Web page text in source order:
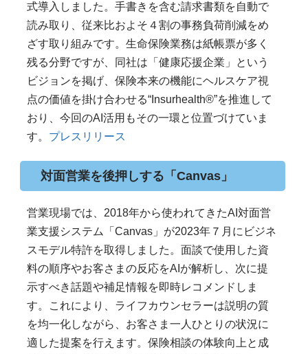
式導入しました。手書きを含む請求書類を自動で
読み取り、従来比およそ４割の事務負荷削減をめ
ざす取り組みです。生命保険業務は紙帳票が多く
残る分野ですが、同社は「健康応援企業」という
ビジョンを掲げ、保険本来の機能にヘルスケア視
点の価値を掛け合わせる“Insurhealth®”を推進して
おり、今回のAI活用もその一環と位置づけていま
す。 プレスリリース
対面営業を後押しする「Canvas」
営業現場では、2018年から使われてきたAI対面営
業支援システム「Canvas」が2023年７月にビジネ
スモデル特許を取得しました。面談で使用した資
料の順序やお客さまの反応をAIが解析し、次に提
示すべき話題や補足情報を即時レコメンドしま
す。これにより、ライフカウンセラーは説明の質
を均一化しながら、お客さま一人ひとりの状況に
適した提案を行えます。保険相談の体験向上と成